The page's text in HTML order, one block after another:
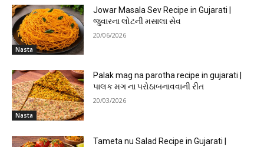
Nasta
Jowar Masala Sev Recipe in Gujarati |
જુવારના લોટની મસાલા સેવ
20/06/2026
Nasta
Palak mag na parotha recipe in gujarati |
પાલક મગ ના પરોઠાબનાવવાની રીત
20/03/2026
Tameta nu Salad Recipe in Gujarati |